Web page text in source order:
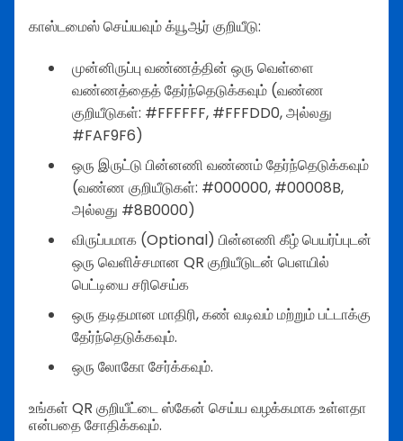
காஸ்டமைஸ் செய்யவும் க்யூஆர் குறியீடு:
முன்னிருப்பு வண்ணத்தின் ஒரு வெள்ளை
வண்ணத்தைத் தேர்ந்தெடுக்கவும் (வண்ண
குறியீடுகள்: #FFFFFF, #FFFDD0, அல்லது
#FAF9F6)
ஒரு இருட்டு பின்னணி வண்ணம் தேர்ந்தெடுக்கவும்
(வண்ண குறியீடுகள்: #000000, #00008B,
அல்லது #8B0000)
விருப்பமாக (Optional) பின்னணி கீழ் பெயர்ப்புடன்
ஒரு வெளிச்சமான QR குறியீடுடன் பெளயில்
பெட்டியை சரிசெய்க
ஒரு தடிதமான மாதிரி, கண் வடிவம் மற்றும் பட்டாக்கு
தேர்ந்தெடுக்கவும்.
ஒரு லோகோ சேர்க்கவும்.
உங்கள் QR குறியீட்டை ஸ்கேன் செய்ய வழக்கமாக உள்ளதா
என்பதை சோதிக்கவும்.